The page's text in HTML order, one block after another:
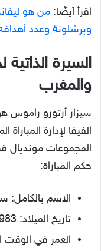
اقرأ أيضًا: من هو
وبرشلونة وعدد أهدافه
السيرة الذاتية
والمغرب
سيزار أرتورو راموس
الفيفا لإدارة
حكم المباراة:
الاسم بالكامل:
تاريخ الميلاد: 1983.
العمر في الوقت